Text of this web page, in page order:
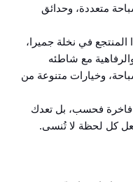
متعددة، وحدائق
المنتجع في نخلة جميرا،
مع شاطئه
وخيارات متنوعة من
فاخرة فحسب، بل تعدك
كل لحظة لا تُنسى.